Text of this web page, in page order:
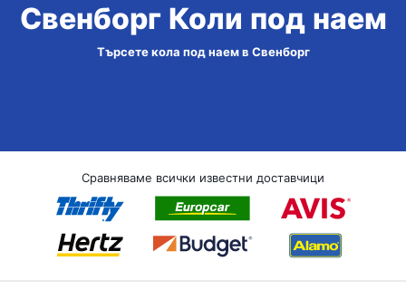
Свенборг Коли под наем
Търсете кола под наем в Свенборг
Сравняваме всички известни доставчици